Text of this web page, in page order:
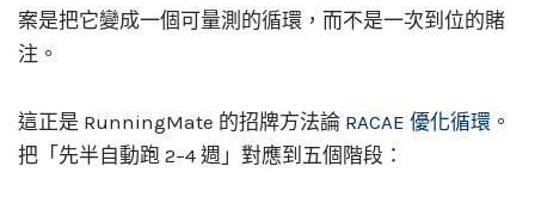
案是把它變成一個可量測的循環，而不是一次到位的賭
注。
這正是 RunningMate 的招牌方法論 RACAE 優化循環 。
把「先半自動跑 2–4 週」對應到五個階段：